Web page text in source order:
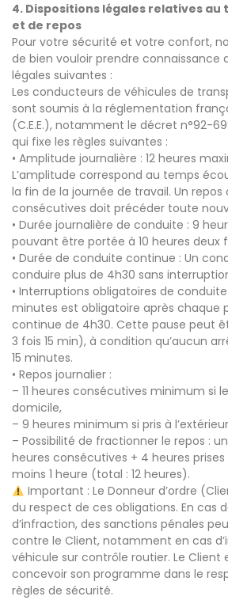
4. Dispositions légales relatives au
et de repos
Pour votre sécurité et votre confort,
de bien vouloir prendre connaissance
légales suivantes :
Les conducteurs de véhicules de
sont soumis à la réglementation
(C.E.E.), notamment le décret n°92-
qui fixe les règles suivantes :
• Amplitude journalière : 12 heures
L’amplitude correspond au temps
la fin de la journée de travail. Un repos
consécutives doit précéder toute
• Durée journalière de conduite : 9
pouvant être portée à 10 heures deux
• Durée de conduite continue : Un
conduire plus de 4h30 sans
• Interruptions obligatoires de
minutes est obligatoire après chaque
continue de 4h30. Cette pause peut
3 fois 15 min), à condition qu’aucun
15 minutes.
• Repos journalier :
– 11 heures consécutives minimum si
domicile,
– 9 heures minimum si pris à
– Possibilité de fractionner le repos :
heures consécutives + 4 heures prises
moins 1 heure (total : 12 heures).
Important : Le Donneur d’ordre
du respect de ces obligations. En cas
d’infraction, des sanctions pénales
contre le Client, notamment en cas
véhicule sur contrôle routier. Le Client
concevoir son programme dans le
règles de sécurité.